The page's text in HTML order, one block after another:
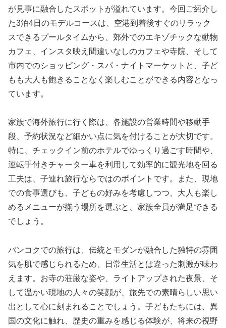
が見事に融合したスポットが溢れています。今回ご紹介し
た3泊4日のモデルコースは、空港到着後すぐのリラック
スできるプールタイムから、郊外でのエキゾチックな動物
カフェ、インスタ映え間違いなしのカフェや寺院、そして
市内でのショッピング・スパ・ナイトマーケットと、子ど
もも大人も飽きることなく楽しむことができる内容となっ
ています。
家族で海外旅行に行く際は、各施設の営業時間や移動手
段、予約状況など細かい点に気を付けることが大切です。
特に、チェックイン前のホテルでゆっくり過ごす時間や、
運転手付きチャーター車を利用して効率的に観光地を回る
工夫は、子連れ旅行ならではのポイントです。また、現地
での食事選びも、子どもの好みを考慮しつつ、大人も楽し
めるメニューが揃う場所を選ぶと、家族全員が満足できる
でしょう。
バンコクでの旅行は、伝統とモダンが融合した独特の雰囲
気を肌で感じられるため、日常生活とは違った刺激が味わ
えます。お寺の荘厳な姿や、ライトアップされた夜景、そ
して温かい現地の人々の笑顔が、旅先での素晴らしい思い
出として心に刻まれることでしょう。子どもたちには、異
国の文化に触れ、歴史の重みを感じる体験が、将来の視野